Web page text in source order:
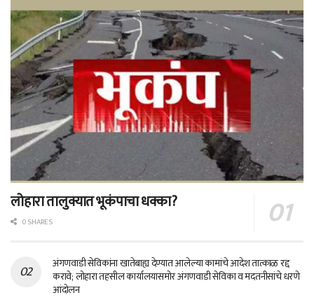
लोहारा तालुक्यात भूकंपाचा धक्का?
0 SHARES
अंगणवाडी सेविकांना खातेबाह्य देण्यात आलेल्या कामांचे आदेश तात्काळ रद्द
करावे; लोहारा तहसील कार्यालयासमोर अंगणवाडी सेविका व मदतनीसांचे धरणे
आंदोलन